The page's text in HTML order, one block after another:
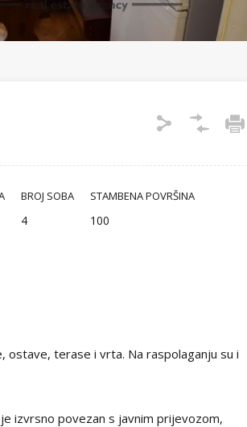
BROJ SOBA
4
STAMBENA POVRŠINA
100
ostave, terase i vrta. Na raspolaganju su i
izvrsno povezan s javnim prijevozom,